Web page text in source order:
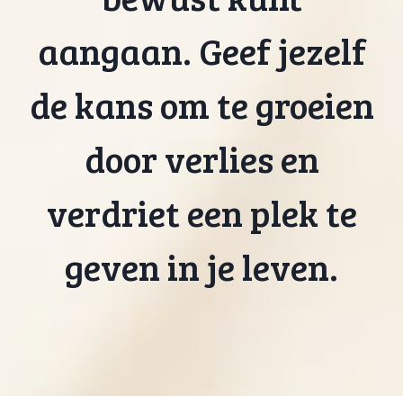
aangaan. Geef jezelf
de kans om te groeien
door verlies en
verdriet een plek te
geven in je leven.